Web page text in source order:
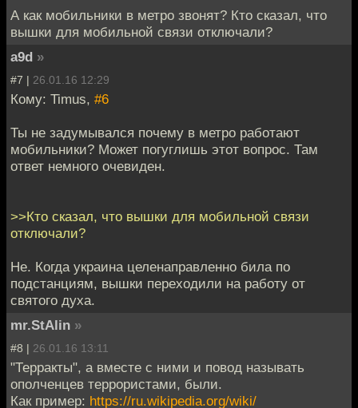
А как мобильники в метро звонят? Кто сказал, что
вышки для мобильной связи отключали?
a9d »
#7 | 26.01.16 12:29
Кому: Timus, #6
Ты не задумывался почему в метро работают
мобильники? Может погуглишь этот вопрос. Там
ответ немного очевиден.
>>Кто сказал, что вышки для мобильной связи
отключали?
Не. Когда украина целенаправленно била по
подстанциям, вышки переходили на работу от
святого духа.
mr.StAlin »
#8 | 26.01.16 13:11
"Терракты", а вместе с ними и повод называть
ополченцев террористами, были.
Как пример: https://ru.wikipedia.org/wiki/